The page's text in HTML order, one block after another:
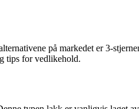
på markedet er 3-
tips for vedlikehold.